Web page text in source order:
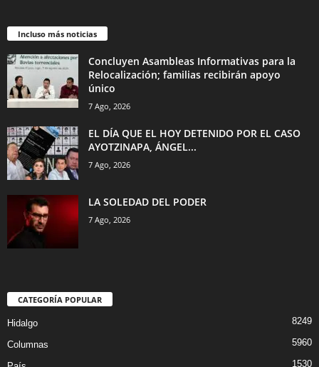
Incluso más noticias
Concluyen Asambleas Informativas para la
Relocalización; familias recibirán apoyo
único
7 Ago, 2026
EL DÍA QUE EL HOY DETENIDO POR EL CASO
AYOTZINAPA, ÁNGEL...
7 Ago, 2026
LA SOLEDAD DEL PODER
7 Ago, 2026
CATEGORÍA POPULAR
Hidalgo 8249
Columnas 5960
1530